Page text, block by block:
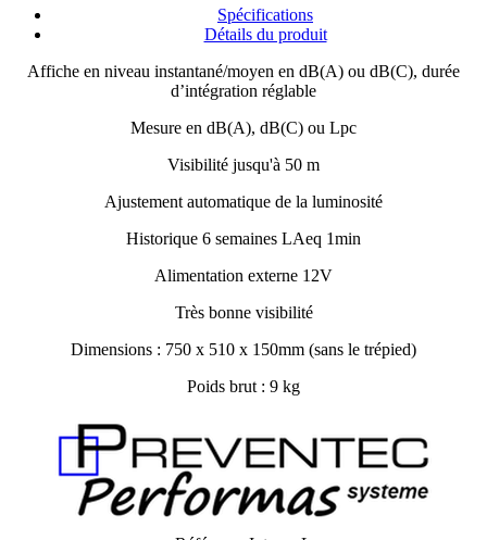
Spécifications
Détails du produit
Affiche en niveau instantané/moyen en dB(A) ou dB(C), durée
d’intégration réglable
Mesure en dB(A), dB(C) ou Lpc
Visibilité jusqu'à 50 m
Ajustement automatique de la luminosité
Historique 6 semaines LAeq 1min
Alimentation externe 12V
Très bonne visibilité
Dimensions : 750 x 510 x 150mm (sans le trépied)
Poids brut : 9 kg